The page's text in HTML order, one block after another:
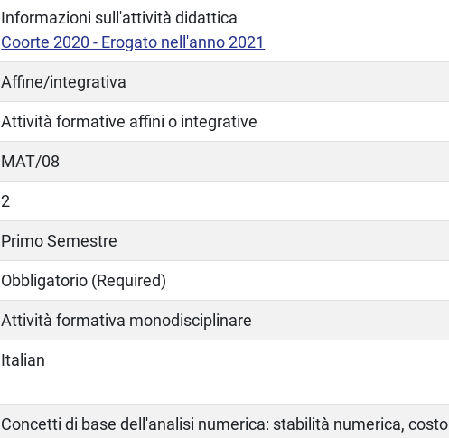
Informazioni sull'attività didattica
Coorte 2020 - Erogato nell'anno 2021
Affine/integrativa
Attività formative affini o integrative
MAT/08
2
Primo Semestre
Obbligatorio (Required)
Attività formativa monodisciplinare
Italian
Concetti di base dell'analisi numerica: stabilità numerica, costo